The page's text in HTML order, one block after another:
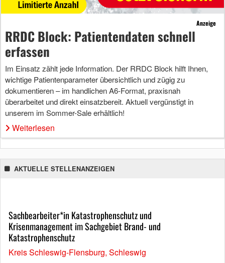
Anzeige
RRDC Block: Patientendaten schnell
erfassen
Im Einsatz zählt jede Information. Der RRDC Block hilft Ihnen,
wichtige Patientenparameter übersichtlich und zügig zu
dokumentieren – im handlichen A6-Format, praxisnah
überarbeitet und direkt einsatzbereit. Aktuell vergünstigt in
unserem im Sommer-Sale erhältlich!
Weiterlesen
AKTUELLE STELLENANZEIGEN
Sachbearbeiter*in Katastrophenschutz und
Krisenmanagement im Sachgebiet Brand- und
Katastrophenschutz
Kreis Schleswig-Flensburg, Schleswig